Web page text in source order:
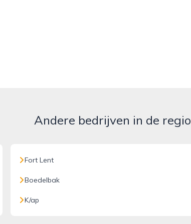
Andere bedrijven in de regio
Fort Lent
Boedelbak
K/ap